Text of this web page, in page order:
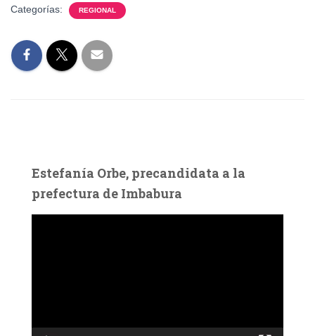
Categorías: REGIONAL
Estefanía Orbe, precandidata a la
prefectura de Imbabura
c